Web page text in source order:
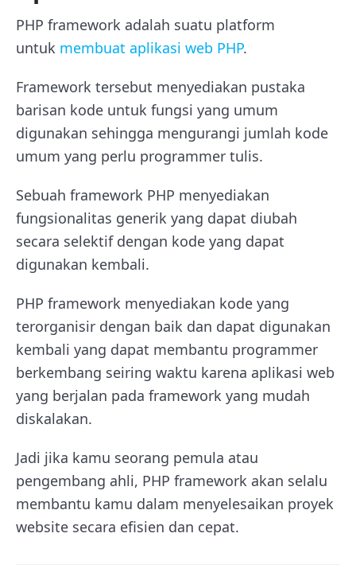
PHP framework adalah suatu platform
untuk membuat aplikasi web PHP.
Framework tersebut menyediakan pustaka
barisan kode untuk fungsi yang umum
digunakan sehingga mengurangi jumlah kode
umum yang perlu programmer tulis.
Sebuah framework PHP menyediakan
fungsionalitas generik yang dapat diubah
secara selektif dengan kode yang dapat
digunakan kembali.
PHP framework menyediakan kode yang
terorganisir dengan baik dan dapat digunakan
kembali yang dapat membantu programmer
berkembang seiring waktu karena aplikasi web
yang berjalan pada framework yang mudah
diskalakan.
Jadi jika kamu seorang pemula atau
pengembang ahli, PHP framework akan selalu
membantu kamu dalam menyelesaikan proyek
website secara efisien dan cepat.